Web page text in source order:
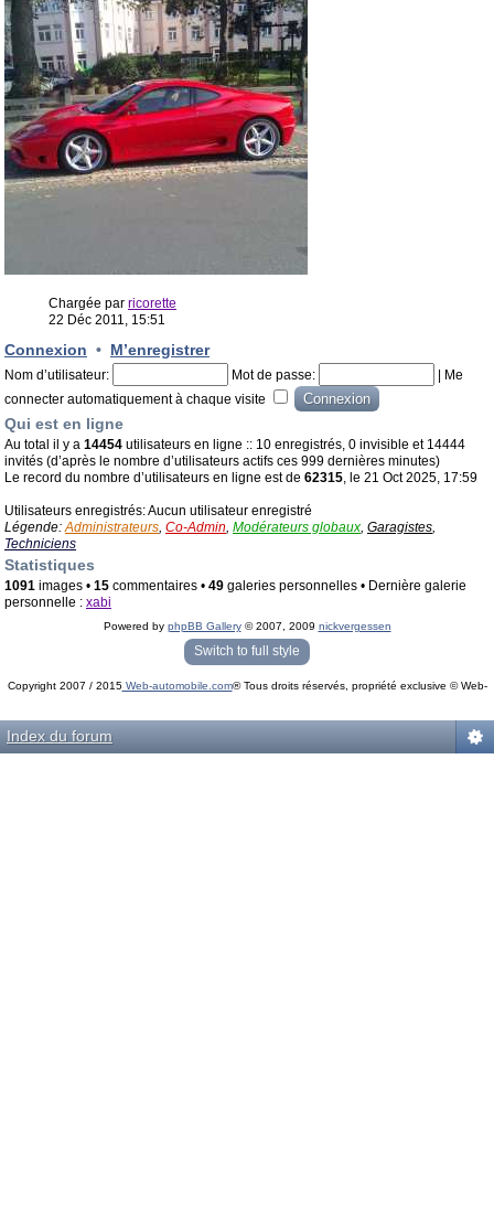
Chargée par ricorette
22 Déc 2011, 15:51
Connexion • M’enregistrer
Nom d’utilisateur: Mot de passe:
Me
connecter automatiquement à chaque visite
Qui est en ligne
Au total il y a 14454 utilisateurs en ligne :: 10 enregistrés, 0 invisible et 14444
invités (d’après le nombre d’utilisateurs actifs ces 999 dernières minutes)
Le record du nombre d’utilisateurs en ligne est de 62315, le 21 Oct 2025, 17:59
Utilisateurs enregistrés: Aucun utilisateur enregistré
Légende:Administrateurs, Co-Admin, Modérateurs globaux, Garagistes,
Techniciens
Statistiques
1091 images • 15 commentaires • 49 galeries personnelles • Dernière galerie
personnelle : xabi
Powered by phpBB Gallery© 2007, 2009 nickvergessen
« phpBB Gallery » - Traduction française par
darky
Switch to full style
Copyright 2007 / 2015Web-automobile.com® Tous droits réservés, propriété exclusive © Web-
Index du forum